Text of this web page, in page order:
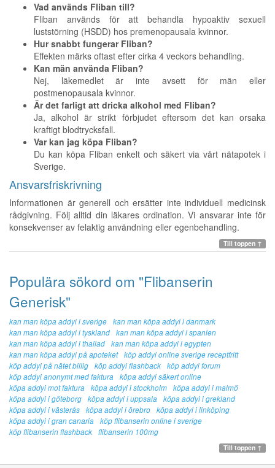
Vad används Fliban till?
Fliban används för att behandla hypoaktiv sexuell
luststörning (HSDD) hos premenopausala kvinnor.
Hur snabbt fungerar Fliban?
Effekten märks oftast efter cirka 4 veckors behandling.
Kan män använda Fliban?
Nej, läkemedlet är inte avsett för män eller
postmenopausala kvinnor.
Är det farligt att dricka alkohol med Fliban?
Ja, alkohol är strikt förbjudet eftersom det kan orsaka
kraftigt blodtrycksfall.
Var kan jag köpa Fliban?
Du kan köpa Fliban enkelt och säkert via vårt nätapotek i
Sverige.
Ansvarsfriskrivning
Informationen är generell och ersätter inte individuell medicinsk
rådgivning. Följ alltid din läkares ordination. Vi ansvarar inte för
konsekvenser av felaktig användning eller egenbehandling.
Till toppen ↑
Populära sökord om "Flibanserin
Generisk"
kan man köpa addyi i sverige
kan man köpa addyi i danmark
kan man köpa addyi i tyskland
kan man köpa addyi i spanien
kan man köpa addyi i thailad
kan man köpa addyi i egypten
kan man köpa addyi på apoteket
köp addyi online sverige receptfritt
köp addyi på nätet billig
köp addyi flashback
köp addyi forum
köp addyi anonymt med faktura
köpa addyi säkert online
köpa addyi mot faktura
köpa addyi i stockholm
köpa addyi i malmö
köpa addyi i göteborg
köpa addyi i uppsala
köpa addyi i grekland
köpa addyi i västerås
köpa addyi i örebro
köpa addyi i linköping
köpa addyi i gran canaria
köp flibanserin online i sverige
köp flibanserin flashback
flibanserin 100mg
Till toppen ↑